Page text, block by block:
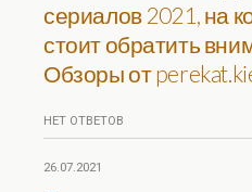
сериалов 2021, на
стоит обратить
Обзоры от
НЕТ ОТВЕТОВ
26.07.2021